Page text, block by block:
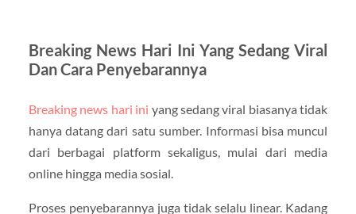
Breaking News Hari Ini Yang Sedang Viral
Dan Cara Penyebarannya
Breaking news hari ini yang sedang viral biasanya tidak
hanya datang dari satu sumber. Informasi bisa muncul
dari berbagai platform sekaligus, mulai dari media
online hingga media sosial.
Proses penyebarannya juga tidak selalu linear. Kadang